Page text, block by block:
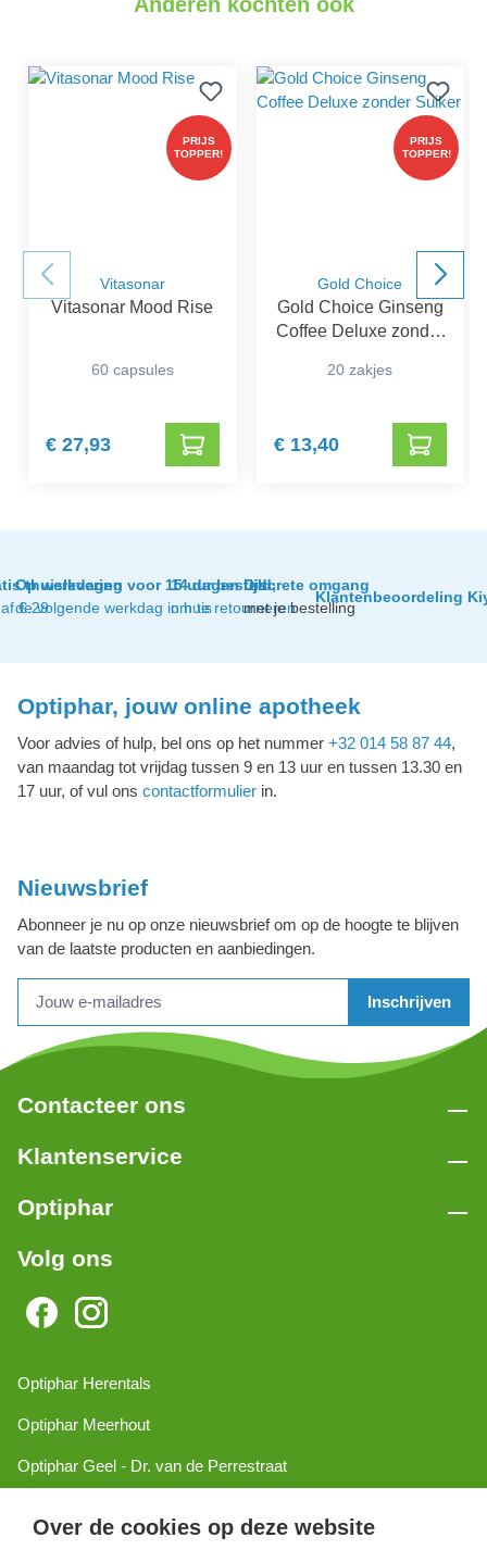
Over de cookies op deze website
PRIJS
TOPPER!
Vitasonar
Vitasonar Mood Rise
60 capsules
€ 27,93
PRIJS
TOPPER!
Gold Choice
Gold Choice Ginseng
Coffee Deluxe zonder
20 zakjes
€ 13,40
thuislevering
€ 29
Op werkdagen voor 15 uur besteld,
de volgende werkdag in huis
14 dagen tijd
om te retourneren
Discrete omgang
met je bestelling
Klantenbeoordeling
Optiphar, jouw online apotheek
Voor advies of hulp, bel ons op het nummer +32 014 58 87 44,
van maandag tot vrijdag tussen 9 en 13 uur en tussen 13.30 en
17 uur, of vul ons contactformulier in.
Nieuwsbrief
Abonneer je nu op onze nieuwsbrief om op de hoogte te blijven
van de laatste producten en aanbiedingen.
Inschrijven
Contacteer ons
Klantenservice
Optiphar
Volg ons
Optiphar Herentals
Optiphar Meerhout
Optiphar Geel - Dr. van de Perrestraat